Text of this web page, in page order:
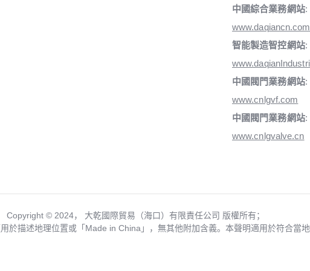
中國綜合業務網站:
www.daqiancn.com
智能製造智控網站:
中國閥門業務網站:
www.cnlgvf.com
中國閥門業務網站:
www.cnlgvalve.cn
Copyright ©️ 2024， 大乾國際貿易（海口）有限責任公司 版權所有；
於描述地理位置或「Made in China」，無其他附加含義。本聲明適用於符合當地